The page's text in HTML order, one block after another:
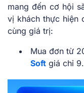
mang đến cơ hội
vị khách thực hiện
cùng giá trị:
Mua đơn từ
Soft giá chỉ